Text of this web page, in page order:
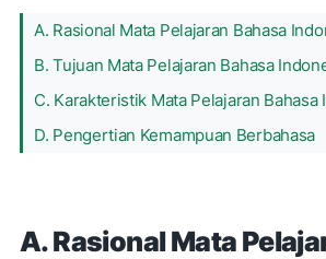
A. Rasional Mata Pelajaran Bahasa
B. Tujuan Mata Pelajaran Bahasa
C. Karakteristik Mata Pelajaran Bahasa
D. Pengertian Kemampuan Berbahasa
A. Rasional Mata